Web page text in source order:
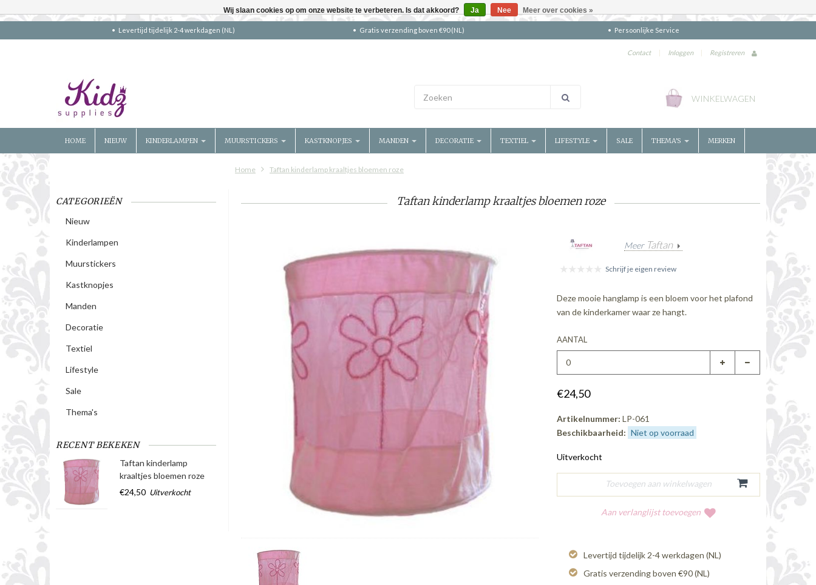
Levertijd tijdelijk 2-4 werkdagen (NL) Gratis verzending boven €90 (NL) Persoonlijke Service
Contact | Inloggen | Registreren
WINKELWAGEN
HOME NIEUW KINDERLAMPEN MUURSTICKERS KASTKNOPJES MANDEN DECORATIE TEXTIEL LIFESTYLE SALE THEMA'S MERKEN
Home Taftan kinderlamp kraaltjes bloemen roze
CATEGORIEËN
Nieuw
Kinderlampen
Muurstickers
Kastknopjes
Manden
Decoratie
Textiel
Lifestyle
Sale
Thema's
RECENT BEKEKEN
Taftan kinderlamp
kraaltjes bloemen roze
€24,50 Uitverkocht
Taftan kinderlamp kraaltjes bloemen roze
Meer Taftan
Schrijf je eigen review
Deze mooie hanglamp is een bloem voor het plafond
van de kinderkamer waar ze hangt.
AANTAL
€24,50
Artikelnummer: LP-061
Beschikbaarheid: Niet op voorraad
Uitverkocht
Aan verlanglijst toevoegen
Levertijd tijdelijk 2-4 werkdagen (NL)
Gratis verzending boven €90 (NL)
Wij slaan cookies op om onze website te verbeteren. Is dat akkoord? Ja Nee Meer over cookies »